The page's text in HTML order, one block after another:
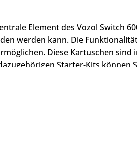
Element des Vozol Switch
werden kann. Die
Diese Kartuschen
Starter-Kits können